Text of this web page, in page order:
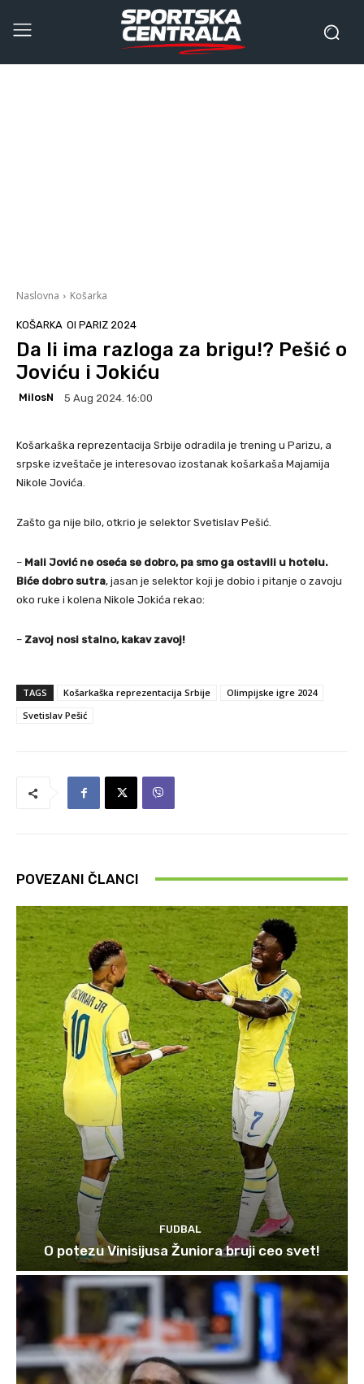
Naslovna Košarka
KOŠARKA OI PARIZ 2024
Da li ima razloga za brigu!? Pešić o
Joviću i Jokiću
MilosN 5 Aug 2024. 16:00
Košarkaška reprezentacija Srbije odradila je trening u Parizu, a
srpske izveštače je interesovao izostanak košarkaša Majamija
Nikole Jovića.
Zašto ga nije bilo, otkrio je selektor Svetislav Pešić.
– Mali Jović ne oseća se dobro, pa smo ga ostavili u hotelu.
Biće dobro sutra, jasan je selektor koji je dobio i pitanje o zavoju
oko ruke i kolena Nikole Jokića rekao:
– Zavoj nosi stalno, kakav zavoj!
TAGS Košarkaška reprezentacija Srbije
Olimpijske igre 2024
Svetislav Pešić
POVEZANI ČLANCI
FUDBAL
O potezu Vinisijusa Žuniora bruji ceo svet!